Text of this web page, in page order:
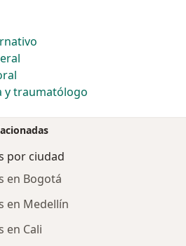
y traumatólogo
por ciudad
en Bogotá
en Medellín
en Cali